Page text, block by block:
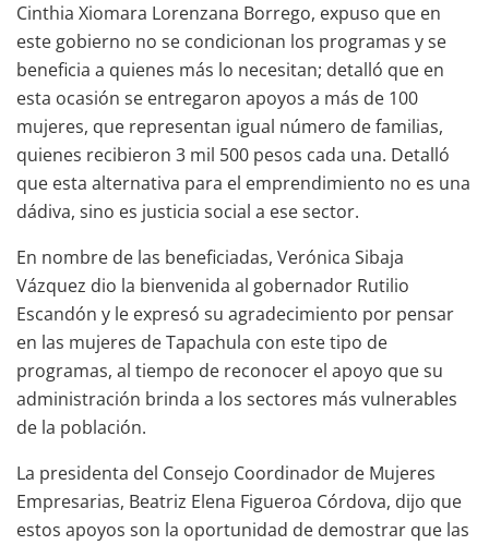
Cinthia Xiomara Lorenzana Borrego, expuso que en
este gobierno no se condicionan los programas y se
beneficia a quienes más lo necesitan; detalló que en
esta ocasión se entregaron apoyos a más de 100
mujeres, que representan igual número de familias,
quienes recibieron 3 mil 500 pesos cada una. Detalló
que esta alternativa para el emprendimiento no es una
dádiva, sino es justicia social a ese sector.
En nombre de las beneficiadas, Verónica Sibaja
Vázquez dio la bienvenida al gobernador Rutilio
Escandón y le expresó su agradecimiento por pensar
en las mujeres de Tapachula con este tipo de
programas, al tiempo de reconocer el apoyo que su
administración brinda a los sectores más vulnerables
de la población.
La presidenta del Consejo Coordinador de Mujeres
Empresarias, Beatriz Elena Figueroa Córdova, dijo que
estos apoyos son la oportunidad de demostrar que las